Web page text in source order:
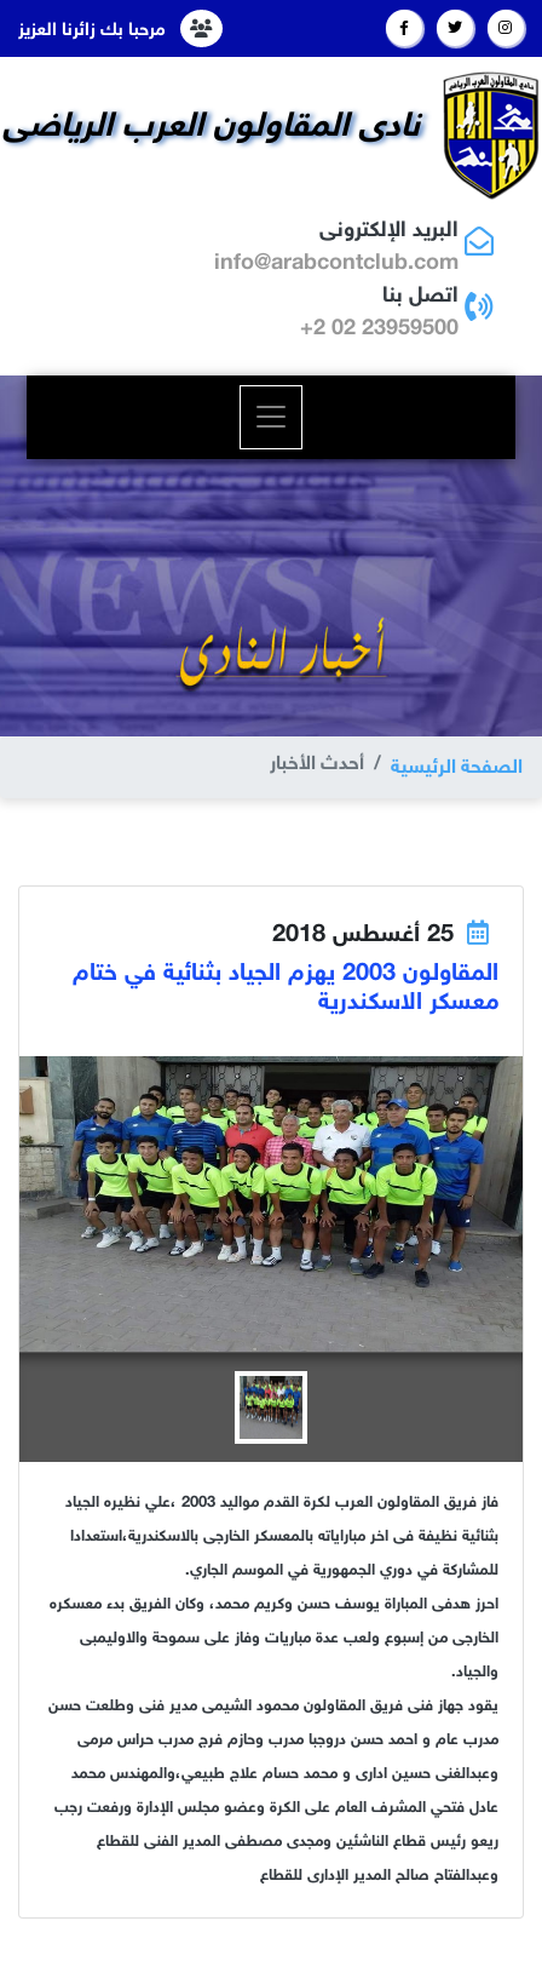
نادى المقاولون العرب الرياضى
البريد الإلكترونى
info@arabcontclub.com
اتصل بنا
23959500 02 2+
الصفحة الرئيسية أحدث الأخبار
25 أغسطس 2018
المقاولون 2003 يهزم الجياد بثنائية في ختام
معسكر الاسكندرية
فاز فريق المقاولون العرب لكرة القدم مواليد 2003 ،علي نظيره الجياد
بثنائية نظيفة فى اخر مباراياته بالمعسكر الخارجى بالاسكندرية،استعدادا
للمشاركة في دوري الجمهورية في الموسم الجاري.
احرز هدفى المباراة يوسف حسن وكريم محمد، وكان الفريق بدء معسكره
الخارجى من إسبوع ولعب عدة مباريات وفاز على سموحة والاوليمبى
والجياد.
يقود جهاز فنى فريق المقاولون محمود الشيمى مدير فنى وطلعت حسن
مدرب عام و احمد حسن دروجبا مدرب وحازم فرج مدرب حراس مرمى
وعبدالغنى حسين ادارى و محمد حسام علاج طبيعي،والمهندس محمد
عادل فتحي المشرف العام على الكرة وعضو مجلس الإدارة ورفعت رجب
ريعو رئيس قطاع الناشئين ومجدى مصطفى المدير الفنى للقطاع
وعبدالفتاح صالح المدير الإدارى للقطاع